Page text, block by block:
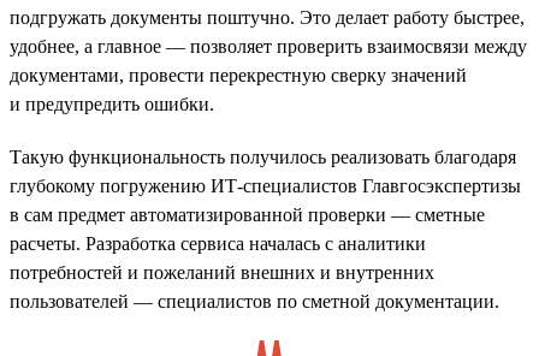
подгружать документы поштучно. Это делает работу быстрее,
удобнее, а главное — позволяет проверить взаимосвязи между
документами, провести перекрестную сверку значений
и предупредить ошибки.
Такую функциональность получилось реализовать благодаря
глубокому погружению ИТ-специалистов Главгосэкспертизы
в сам предмет автоматизированной проверки — сметные
расчеты. Разработка сервиса началась с аналитики
потребностей и пожеланий внешних и внутренних
пользователей — специалистов по сметной документации.